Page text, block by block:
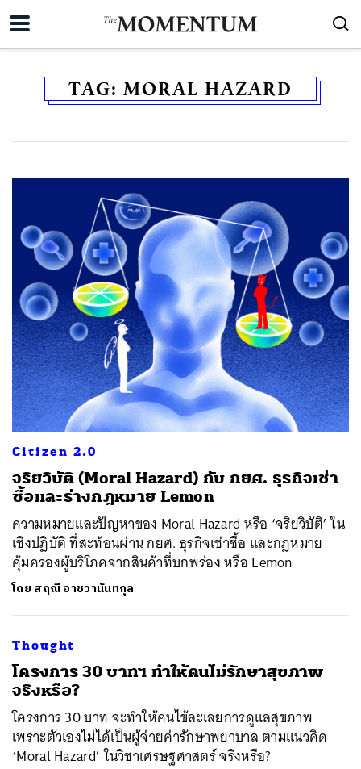
TAG: MORAL HAZARD
Citizen 2.0
จริยวิบัติ (Moral Hazard) กับ กยศ. ธุรกิจเช่า
ซื้อและร่างกฎหมาย Lemon
ความหมายและปัญหาของ Moral Hazard หรือ ‘จริยวิบัติ’ ใน
เชิงปฏิบัติ ที่สะท้อนผ่าน กยศ. ธุรกิจเช่าซื้อ และกฎหมาย
คุ้มครองผู้บริโภคจากสินค้าที่บกพร่อง หรือ Lemon
โดย สฤณี อาชวานันทกุล
Thought
โครงการ 30 บาทฯ ทำให้คนไม่รักษาสุขภาพ
จริงหรือ?
โครงการ 30 บาท จะทำให้คนไข้ละเลยการดูแลสุขภาพ
เพราะตัวเองไม่ได้เป็นผู้จ่ายค่ารักษาพยาบาล ตามแนวคิด
‘Moral Hazard’ ในวิชาเศรษฐศาสตร์ จริงหรือ?